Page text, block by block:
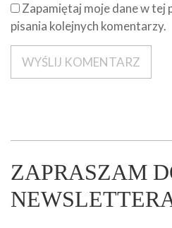
Zapamiętaj moje dane w tej
pisania kolejnych komentarzy.
ZAPRASZAM